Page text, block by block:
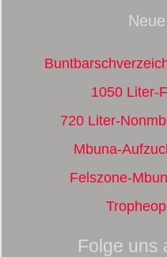
1050 Liter-
720 Liter-
Mbuna-
Felszone-
Folge uns